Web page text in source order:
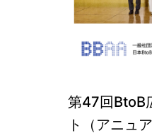
第47回BtoB
ト（アニュ